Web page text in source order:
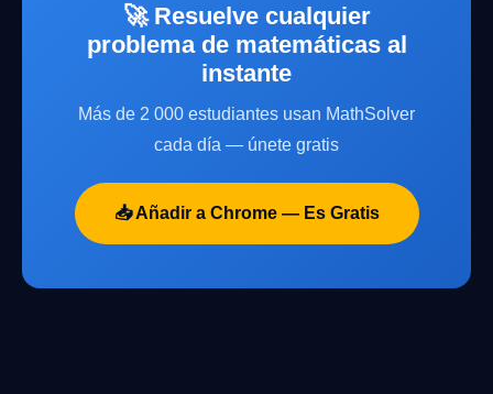
🚀 Resuelve cualquier
problema de matemáticas al
instante
Más de 2 000 estudiantes usan MathSolver
cada día — únete gratis
📥 Añadir a Chrome — Es Gratis